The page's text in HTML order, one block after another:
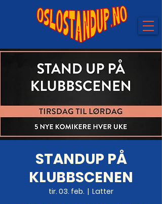
STANDUP PÅ
KLUBBSCENEN
tir. 03. feb.
  |
Latter